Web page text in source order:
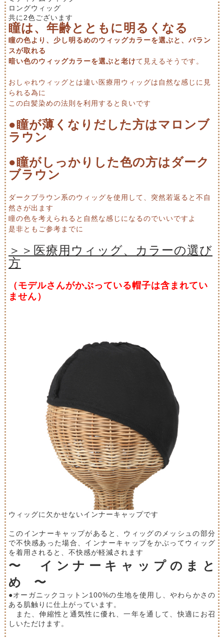
ロングウィッグ
共に2色ございます
瞳は、年齢とともに明るくなる
瞳の色より、少し明るめのウィッグカラーを選ぶと、バラン
スが取れる
暗い色のウィッグカラーを選ぶと老けて見えるそうです。
おしゃれウィッグとは違い医療用ウィッグは自然な感じに見
られる為に
この白髪染めの法則を利用すると良いです
●瞳が薄くなりだした方はマロンブ
ラウン
●瞳がしっかりした色の方はダーク
ブラウン
ダークブラウン系のウィッグを使用して、突然若返ると不自
然さが出ます
瞳の色を考えられると自然な感じになるのでいいですよ
是非ともご参考までに
＞＞医療用ウィッグ、カラーの選び
方
（モデルさんがかぶっている帽子は含まれてい
ません）
ウィッグに欠かせないインナーキャップです
このインナーキャップがあると、ウィッグのメッシュの部分
で不快感あった場合、インナーキャップをかぶってウィッグ
を着用されると、不快感が軽減されます
〜 インナーキャップのまと
め 〜
●オーガニックコットン100%の生地を使用し、やわらかさの
ある肌触りに仕上がっています。
また、伸縮性と通気性に優れ、一年を通して、快適にお召
しいただけます。